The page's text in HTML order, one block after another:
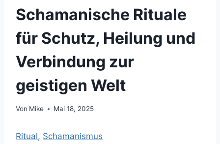
Schamanische Rituale
für Schutz, Heilung und
Verbindung zur
geistigen Welt
Von Mike Mai 18, 2025
Ritual, Schamanismus